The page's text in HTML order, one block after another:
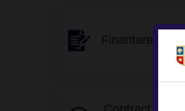
Finantare